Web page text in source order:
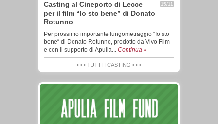
15/11
Casting al Cineporto di Lecce
per il film “Io sto bene” di Donato
Rotunno
Per prossimo importante lungometraggio “Io sto
bene“ di Donato Rotunno, prodotto da Vivo Film
e con il supporto di Apulia... Continua »
• • • TUTTI I CASTING • • •